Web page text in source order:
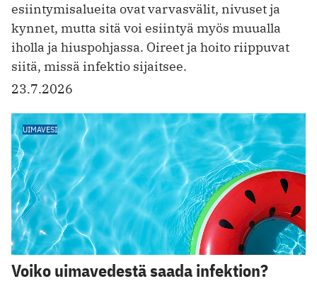
esiintymisalueita ovat varvasvälit, nivuset ja
kynnet, mutta sitä voi esiintyä myös muualla
iholla ja hiuspohjassa. Oireet ja hoito riippuvat
siitä, missä infektio sijaitsee.
23.7.2026
UIMAVESI
Voiko uimavedestä saada infektion?